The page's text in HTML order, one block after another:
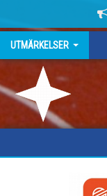
UTMÄRKELSER